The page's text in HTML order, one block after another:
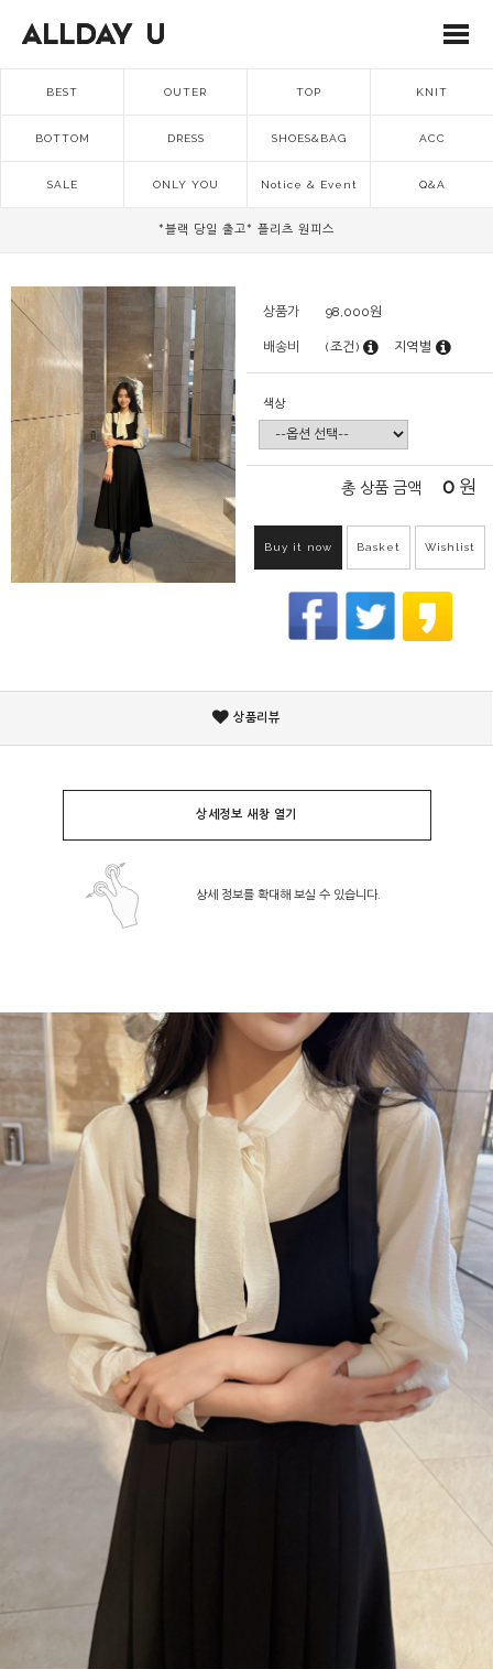
BEST OUTER TOP KNIT
BOTTOM DRESS SHOES&BAG ACC
SALE ONLY YOU Notice & Event Q&A
*블랙 당일 출고* 플리츠 원피스
상품가 98,000원
배송비 (조건) 지역별
색상
총 상품 금액 0 원
Buy it now Basket Wishlist
상품리뷰
상세정보 새창 열기
상세 정보를 확대해 보실 수 있습니다.